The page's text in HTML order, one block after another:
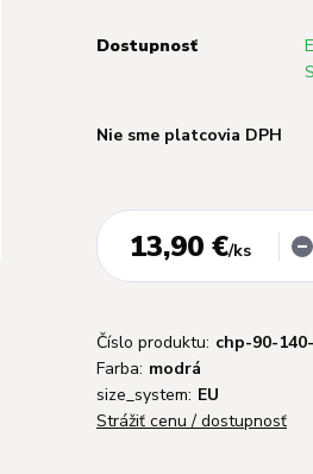
Dostupnosť
Nie sme platcovia DPH
13,90 €/ks
Číslo produktu: chp-90-
Farba: modrá
size_system: EU
Strážiť cenu / dostupnosť